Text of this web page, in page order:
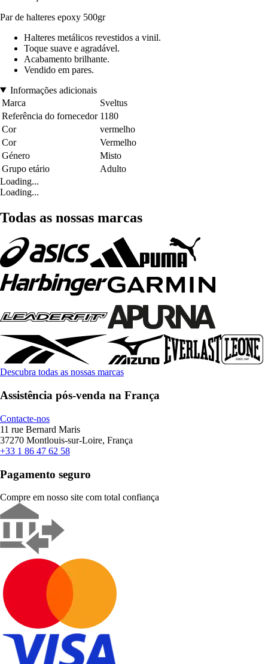
Par de halteres epoxy 500gr
Halteres metálicos revestidos a vinil.
Toque suave e agradável.
Acabamento brilhante.
Vendido em pares.
Informações adicionais
Marca
Sveltus
Referência do fornecedor 1180
Cor
vermelho
Cor
Vermelho
Género
Misto
Grupo etário
Adulto
Loading...
Loading...
Todas as nossas marcas
Descubra todas as nossas marcas
Assistência pós-venda na França
Contacte-nos
11 rue Bernard Maris
37270 Montlouis-sur-Loire, França
+33 1 86 47 62 58
Pagamento seguro
Compre em nosso site com total confiança